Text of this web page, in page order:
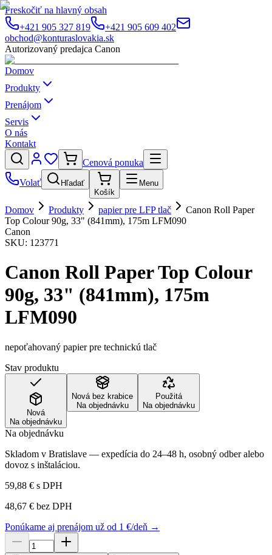
Preskočiť na hlavný obsah
+421 905 327 819
+421 905 609 402
obchod@konturaslovakia.sk
Autorizovaný predajca Canon
Domov
Produkty
Prenájom
Servis
O nás
Kontakt
Cenová ponuka
Volať
Hľadať
Košík
Menu
Domov Produkty papier pre LFP tlač
Canon Roll Paper
Top Colour 90g, 33" (841mm), 175m LFM090
Canon
SKU: 123771
Canon Roll Paper Top Colour
90g, 33" (841mm), 175m
LFM090
nepoťahovaný papier pre technickú tlač
Stav produktu
Nová
Na objednávku
Nová bez krabice
Na objednávku
Použitá
Na objednávku
Na objednávku
Skladom v Bratislave — expedícia do 24–48 h, osobný odber alebo
dovoz s inštaláciou.
59,88 € s DPH
48,67 € bez DPH
Ponúkame aj prenájom už od 1 €/deň →